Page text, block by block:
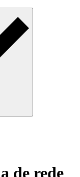
de rede